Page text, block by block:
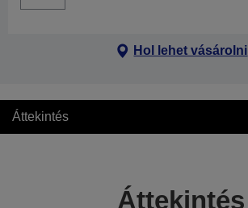
Hol lehet vásárolni
Áttekintés
Áttekintés